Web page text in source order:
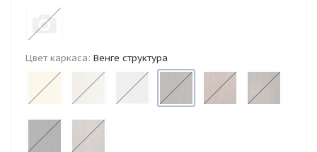
Цвет каркаса: Венге структура